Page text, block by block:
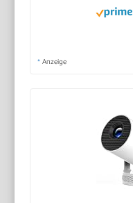
* Anzeige